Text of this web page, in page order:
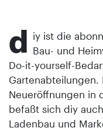
d iy ist die
Bau- und
Do-it-yourself-
Gartenabteilungen.
Neueröffnungen in
befaßt sich diy
Ladenbau und